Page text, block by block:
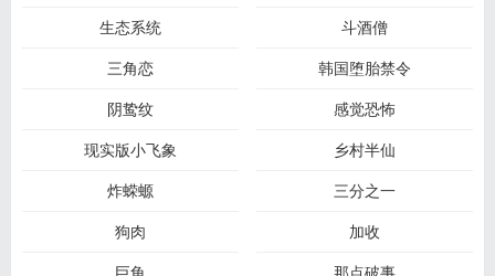
生态系统
斗酒僧
三角恋
韩国堕胎禁令
阴鸷纹
感觉恐怖
现实版小飞象
乡村半仙
炸蝾螈
三分之一
狗肉
加收